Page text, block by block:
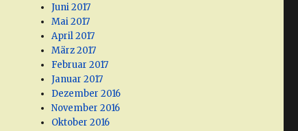
Juni 2017
Mai 2017
April 2017
März 2017
Februar 2017
Januar 2017
Dezember 2016
November 2016
Oktober 2016